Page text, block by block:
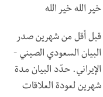
خير الله خير الله
قبل أقل من شهرين صدر
البيان السعودي الصيني -
الإيراني. حدّد البيان مدة
شهرين لعودة العلاقات